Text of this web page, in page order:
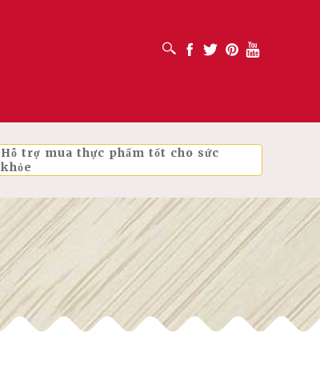
MỞ HỘP TÌM KIẾM Facebook
Twitter PinterestYoutube
Hỗ trợ mua thực phẩm tốt cho sức
khỏe